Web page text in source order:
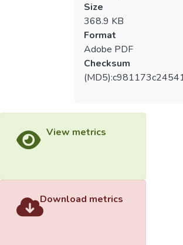
Size
368.9 KB
Format
Adobe PDF
Checksum
View metrics
Download metrics